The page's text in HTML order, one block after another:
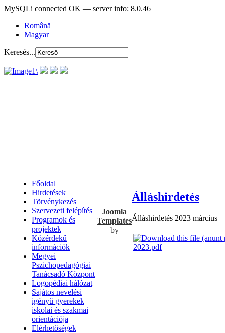
MySQLi connected OK — server info: 8.0.46
Română
Magyar
Keresés...
Főoldal
Hirdetések
Törvénykezés
Szervezeti felépítés
Programok és
projektek
Közérdekű
információk
Megyei
Pszichopedagógiai
Tanácsadó Központ
Logopédiai hálózat
Sajátos nevelési
igényű gyerekek
iskolai és szakmai
orientációja
Elérhetőségek
Álláshirdetés
Álláshirdetés 2023 március
2023.pdf
Joomla
Templates
by